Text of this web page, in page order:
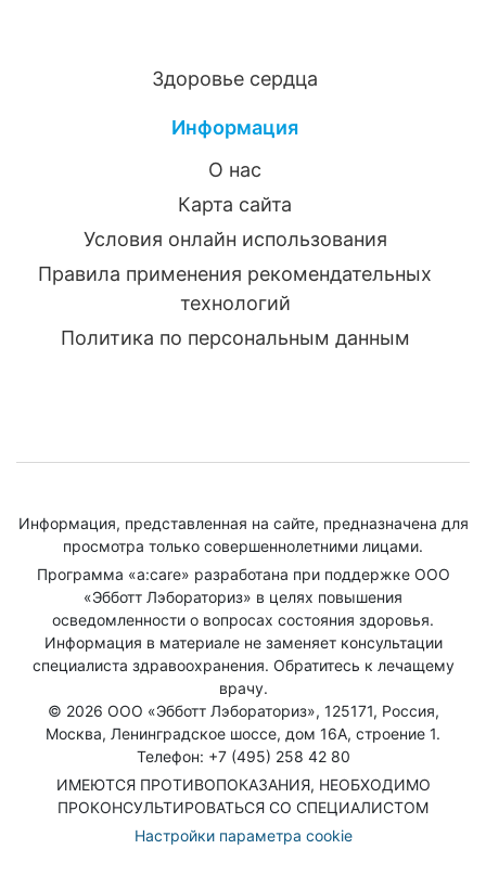
Здоровье сердца
Информация
О нас
Карта сайта
Условия онлайн использования
Правила применения рекомендательных
технологий
Политика по персональным данным
Информация, представленная на сайте, предназначена для
просмотра только совершеннолетними лицами.
Программа «a:care» разработана при поддержке ООО
«Эбботт Лэбораториз» в целях повышения
осведомленности о вопросах состояния здоровья.
Информация в материале не заменяет консультации
специалиста здравоохранения. Обратитесь к лечащему
врачу.
© 2026 ООО «Эбботт Лэбораториз», 125171, Россия,
Москва, Ленинградское шоссе, дом 16А, строение 1.
Телефон: +7 (495) 258 42 80
ИМЕЮТСЯ ПРОТИВОПОКАЗАНИЯ, НЕОБХОДИМО
ПРОКОНСУЛЬТИРОВАТЬСЯ СО СПЕЦИАЛИСТОМ
Настройки параметра cookie